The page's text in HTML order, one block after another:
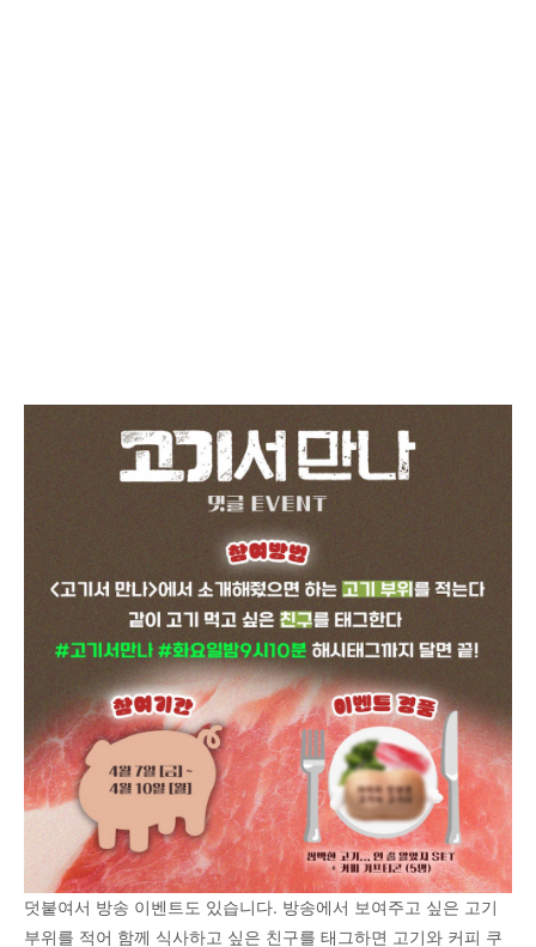
덧붙여서 방송 이벤트도 있습니다. 방송에서 보여주고 싶은 고기
부위를 적어 함께 식사하고 싶은 친구를 태그하면 고기와 커피 쿠